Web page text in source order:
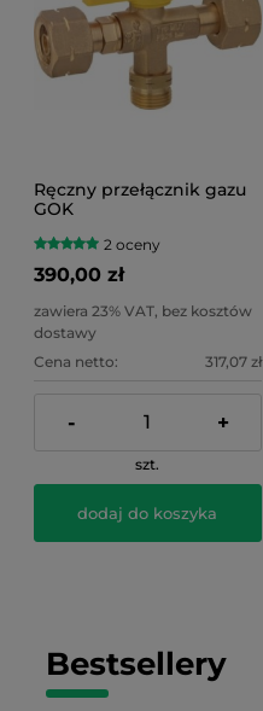
Ręczny przełącznik gazu
GOK
2 oceny
390,00 zł
zawiera 23% VAT, bez kosztów
dostawy
Cena netto:
317,07 zł
- +
szt.
dodaj do koszyka
Bestsellery